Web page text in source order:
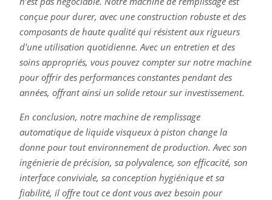
conçue pour durer, avec une construction robuste et des
composants de haute qualité qui résistent aux rigueurs
d'une utilisation quotidienne. Avec un entretien et des
soins appropriés, vous pouvez compter sur notre machine
pour offrir des performances constantes pendant des
années, offrant ainsi un solide retour sur investissement.
En conclusion, notre machine de remplissage
automatique de liquide visqueux à piston change la
donne pour tout environnement de production. Avec son
ingénierie de précision, sa polyvalence, son efficacité, son
interface conviviale, sa conception hygiénique et sa
fiabilité, il offre tout ce dont vous avez besoin pour